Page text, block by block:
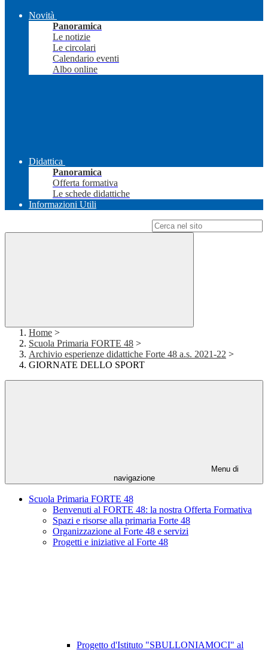
Novità
Panoramica
Le notizie
Le circolari
Calendario eventi
Albo online
Didattica
Panoramica
Offerta formativa
Le schede didattiche
Informazioni Utili
Home >
Scuola Primaria FORTE 48 >
Archivio esperienze didattiche Forte 48 a.s. 2021-22 >
GIORNATE DELLO SPORT
Menu di
navigazione
Scuola Primaria FORTE 48
Benvenuti al FORTE 48: la nostra Offerta Formativa
Spazi e risorse alla primaria Forte 48
Organizzazione al Forte 48 e servizi
Progetti e iniziative al Forte 48
Progetto d'Istituto "SBULLONIAMOCI" al